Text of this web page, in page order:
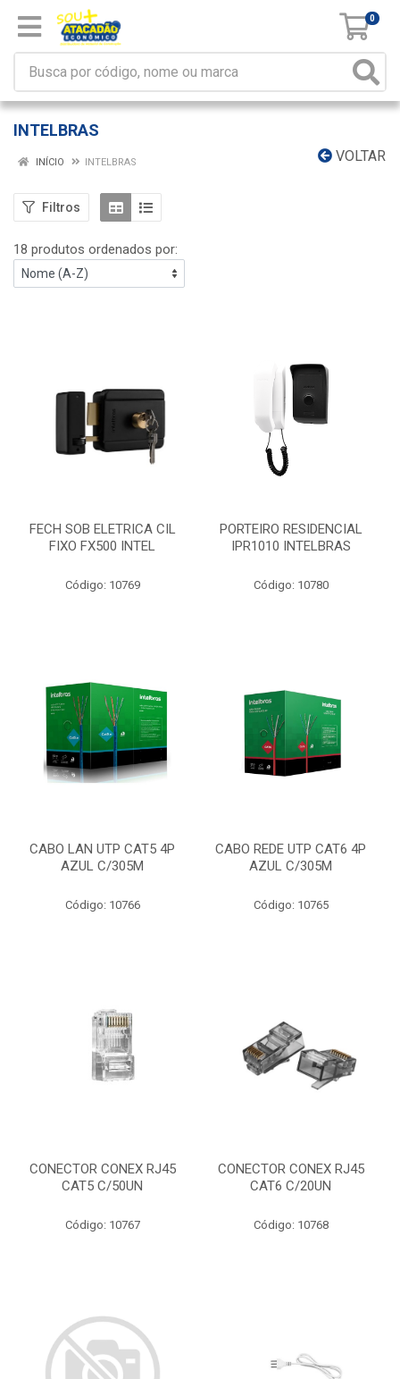
0
INTELBRAS
VOLTAR
INÍCIO INTELBRAS
Filtros
18 produtos ordenados por:
FECH SOB ELETRICA CIL
FIXO FX500 INTEL
Código: 10769
PORTEIRO RESIDENCIAL
IPR1010 INTELBRAS
Código: 10780
CABO LAN UTP CAT5 4P
AZUL C/305M
Código: 10766
CABO REDE UTP CAT6 4P
AZUL C/305M
Código: 10765
CONECTOR CONEX RJ45
CAT5 C/50UN
Código: 10767
CONECTOR CONEX RJ45
CAT6 C/20UN
Código: 10768